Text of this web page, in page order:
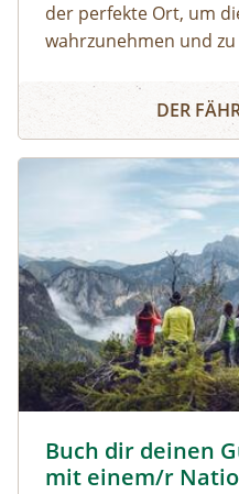
der perfekte Ort, um
wahrzunehmen und
Trommeln, Gong,
Instrumenten.
Klangmeditation - im Wald
DER
Buch dir deinen
mit einem/r